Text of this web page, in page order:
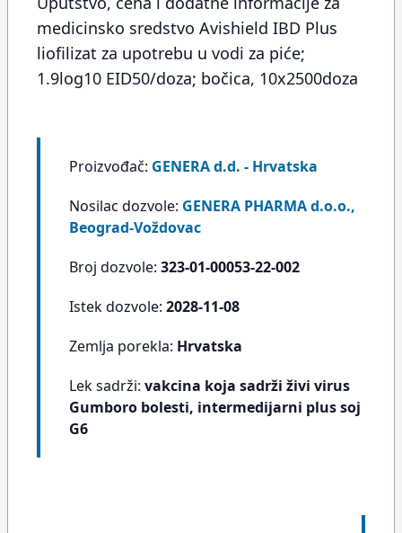
medicinsko sredstvo Avishield IBD Plus
liofilizat za upotrebu u vodi za piće;
1.9log10 EID50/doza; bočica, 10x2500doza
Proizvođač: GENERA d.d. - Hrvatska
Nosilac dozvole: GENERA PHARMA d.o.o.,
Beograd-Voždovac
Broj dozvole: 323-01-00053-22-002
Istek dozvole: 2028-11-08
Zemlja porekla: Hrvatska
Lek sadrži: vakcina koja sadrži živi virus
Gumboro bolesti, intermedijarni plus soj
G6